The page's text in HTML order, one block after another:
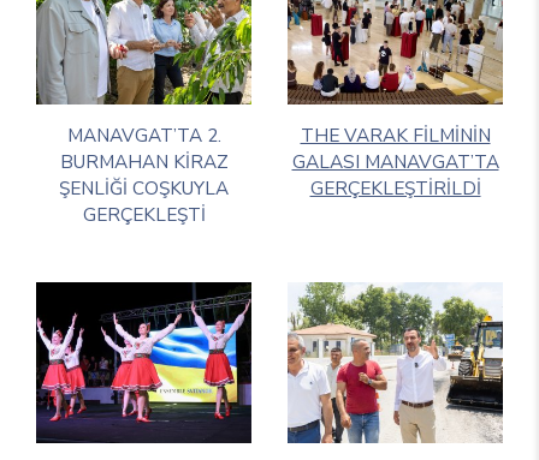
MANAVGAT’TA 2.
BURMAHAN KİRAZ
ŞENLİĞİ COŞKUYLA
GERÇEKLEŞTİ
THE VARAK FİLMİNİN
GALASI MANAVGAT’TA
GERÇEKLEŞTİRİLDİ